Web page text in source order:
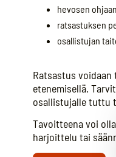
hevosen
ratsastuksen
osallistujan
Ratsastus
etenemisellä.
osallistujalle tuttu
Tavoitteena voi
harjoittelu tai